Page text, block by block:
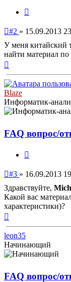
Непрочитанное
#2 » 15.09.2013
У меня китайский
найти материал
началу
Blaze
Информатик-
FAQ вопрос/
Непрочитанное
#3 » 16.09.2013
Здравствуйте,
Какой вас
характеристики)?
началу
leon35
Начинающий
FAQ вопрос/